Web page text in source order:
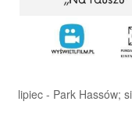
lipiec - Park Hassów;